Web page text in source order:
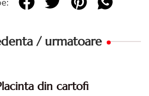
/ urmatoare
din cartofi